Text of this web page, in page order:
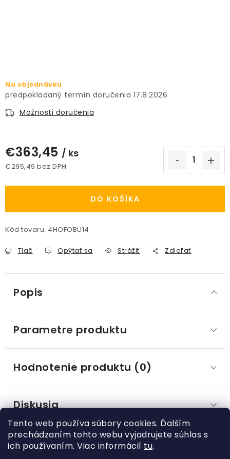
Tento web používa súbory cookies. Ďalším
prechádzaním tohto webu vyjadrujete súhlas s
ich používaním. Viac informácií tu.
ZNAČKY
Obchodné podmienky
Spôsoby platby
Informácie o doprave
Kontakt / Právne údaje
Na objednávku
17.8.2026
Možnosti doručenia
€363,45 / ks
€295,49 bez DPH
DO KOŠÍKA
Kód tovaru: 4HOFOBU14
Tlač Opýtať sa Strážiť Zdieľať
Popis
Parametre produktu
Hodnotenie produktu (0)
Diskusia